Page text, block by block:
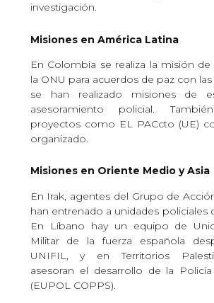
investigación.
Misiones en América Latina
En Colombia se realiza la misión
la ONU para acuerdos de paz con
se han realizado misiones de
asesoramiento policial.
proyectos como EL PACcto (UE)
organizado.
Misiones en Oriente Medio y Asia
En Irak, agentes del Grupo de
han entrenado a unidades policiales
En Líbano hay un equipo de
Militar de la fuerza española
UNIFIL, y en Territorios
asesoran el desarrollo de la Policía
(EUPOL COPPS).